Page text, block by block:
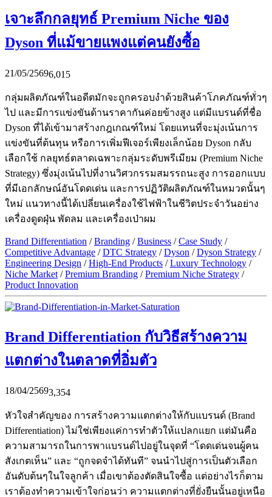
เจาะลึกกลยุทธ์ Premium Niche ของ
Dyson ที่แม้ขายแพงแต่คนยังซื้อ
21/05/25696,015
กลุ่มผลิตภัณฑ์ในอดีตมักจะถูกครอบงำด้วยสินค้าโภคภัณฑ์ทั่วๆ
ไป และมีการแข่งขันด้านราคากันค่อยข้างสูง แต่มีแบรนด์ที่ชื่อ
Dyson ที่ได้เข้ามาสร้างกฎเกณฑ์ใหม่ โดยแทนที่จะมุ่งเน้นการ
แข่งขันที่ต้นทุน หรือการเพิ่มฟีเจอร์เพียงเล็กน้อย Dyson กลับ
เลือกใช้ กลยุทธ์ตลาดเฉพาะกลุ่มระดับพรีเมียม (Premium Niche
Strategy) ซึ่งมุ่งเน้นไปที่งานวิศวกรรมสมรรถนะสูง การออกแบบ
ที่มีเอกลักษณ์อันโดดเด่น และการปฏิวัติผลิตภัณฑ์ในหมวดนั้นๆ
ใหม่ แนวทางนี้ได้เปลี่ยนเครื่องใช้ไฟฟ้าในชีวิตประจำวันอย่าง
เครื่องดูดฝุ่น พัดลม และเครื่องเป่าผม
Brand Differentiation /Branding /Business /Case Study /
Competitive Advantage /DTC Strategy /Dyson /Dyson Strategy /
Engineering Design /High-End Products /Luxury Technology /
Niche Market /Premium Branding /Premium Niche Strategy /
Product Innovation
Brand Differentiation กับวิธีสร้างความ
แตกต่างในตลาดที่อิ่มตัว
18/04/25693,354
หัวใจสำคัญของ การสร้างความแตกต่างให้กับแบรนด์ (Brand
Differentiation) ไม่ใช่เพียงแค่การทำตัวให้แปลกแยก แต่มันคือ
ความสามารถในการพาแบรนด์ไปอยู่ในจุดที่ “โดดเด่นจนผู้คน
สังเกตเห็น” และ “ถูกจดจำได้ทันที” จนนำไปสู่การเป็นตัวเลือก
อันดับต้นๆในใจลูกค้า เมื่อเขาต้องตัดสินใจซื้อ แต่อย่างไรก็ตาม
เราต้องทำความเข้าใจก่อนว่า ความแตกต่างที่ยั่งยืนนั้นอยู่เหนือ